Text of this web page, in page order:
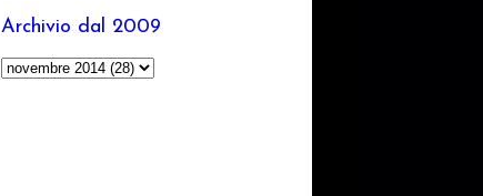
Archivio dal 2009